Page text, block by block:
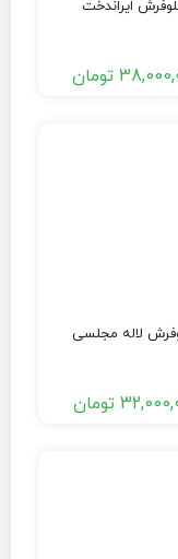
ایراندخت
تومان
لاله مجلسی
تومان